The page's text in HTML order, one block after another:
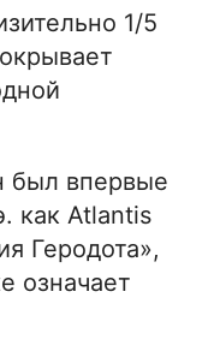
1/5
был впервые
как Atlantis
Геродота»,
означает